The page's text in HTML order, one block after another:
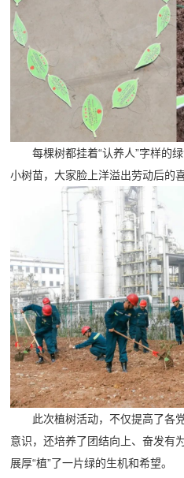
每棵树都挂着“认养人”字样的
小树苗，大家脸上洋溢出劳动后的喜
此次植树活动，不仅提高了各
意识，还培养了团结向上、奋发有
展厚“植”了一片绿的生机和希望。